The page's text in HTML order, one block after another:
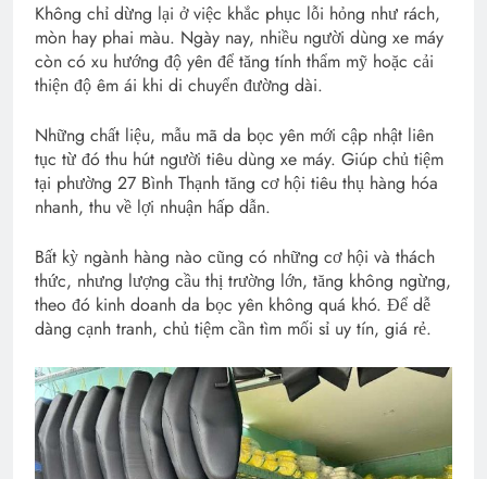
Không chỉ dừng lại ở việc khắc phục lỗi hỏng như rách,
mòn hay phai màu. Ngày nay, nhiều người dùng xe máy
còn có xu hướng độ yên để tăng tính thẩm mỹ hoặc cải
thiện độ êm ái khi di chuyển đường dài.
Những chất liệu, mẫu mã da bọc yên mới cập nhật liên
tục từ đó thu hút người tiêu dùng xe máy. Giúp chủ tiệm
tại phường 27 Bình Thạnh tăng cơ hội tiêu thụ hàng hóa
nhanh, thu về lợi nhuận hấp dẫn.
Bất kỳ ngành hàng nào cũng có những cơ hội và thách
thức, nhưng lượng cầu thị trường lớn, tăng không ngừng,
theo đó kinh doanh da bọc yên không quá khó. Để dễ
dàng cạnh tranh, chủ tiệm cần tìm mối sỉ uy tín, giá rẻ.